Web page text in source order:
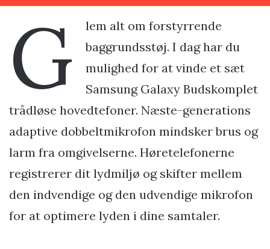
G
lem alt om forstyrrende
baggrundsstøj. I dag har du
mulighed for at vinde et sæt
Samsung Galaxy Budskomplet
trådløse hovedtefoner. Næste-generations
adaptive dobbeltmikrofon mindsker brus og
larm fra omgivelserne. Høretelefonerne
registrerer dit lydmiljø og skifter mellem
den indvendige og den udvendige mikrofon
for at optimere lyden i dine samtaler.